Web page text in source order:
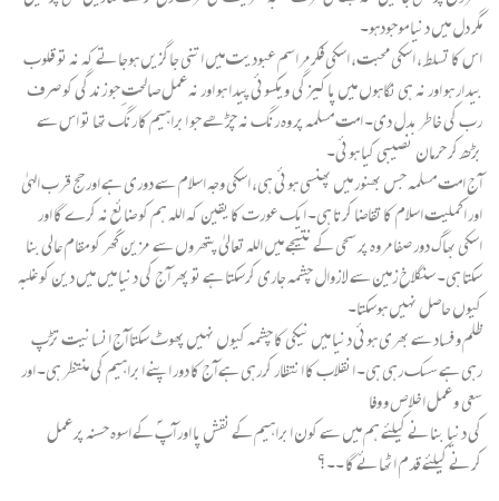
مگر دل میں دنیا موجودہو۔
اس کا تسلط ، اسکی محبت، اسکی فکر مراسم عبودیت میں اتنی جاگزیں ہوجاتے کہ نہ تو قلوب
بیدار ہو اور نہ ہی نگاہوں میں پاکیزگی ویکسوئی پیدا ہو اور نہ عمل صالحتِ جو زندگی کو صرف
رب کی خاطر بدل دی۔ امت مسلمہ پر وہ رنگ نہ چڑھے جو ابراہیم کا رنگ تھا تو اس سے
بڑھ کر حرمان نصیبی کیا ہوئی۔
آج امت مسلمہ جس بھنور میں پھنسی ہوئی ہی، اسکی وجہ اسلام سے دوری ہے اور حج قرب الہیٰ
اور اکملیت اسلام کا تقاضا کرتا ہی۔ ایک عورت کا یقین کہ اللہ ہم کو ضائع نہ کرے گا اور
اسکی بھاگ دور صفا مروہ پر سحی کے نتیجے میں اللہ تعالیٰ پتھروں سے مزین گھر کو مقام عالی بنا
سکتا ہی۔ سنگلاخ زمین سے لا زوال چشمہ جاری کرسکتا ہے تو پھر آج کی دنیا میں میں دین کو غلبہ
کیوں حاصل نہیں ہوسکتا۔
ظلم و فساد سے بھری ہوئی دنیا میں نیکی کا چشمہ کیوں نہیں پھوٹ سکتا آج انسانیت تڑپ
رہی ہے سسک رہی ہی۔ انقلاب کا انتظار کررہی ہے آج کا دور اپنے ابراہیم کی منتظر ہی۔ اور
سعی و عمل اخلاص و وفا
کی دنیا بنانے کیلئے ہم میں سے کون ابراہیم کے نقش پا اور آپؐ کے اسوہ حسنہ پر عمل
کرنے کیلئے قدم اٹھائے گا ۔۔؟